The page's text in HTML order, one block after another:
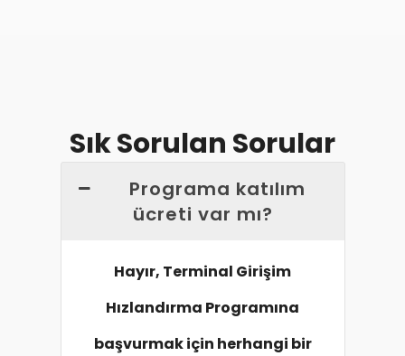
Sık Sorulan Sorular
Programa katılım
ücreti var mı?
Hayır, Terminal Girişim
Hızlandırma Programına
başvurmak için herhangi bir